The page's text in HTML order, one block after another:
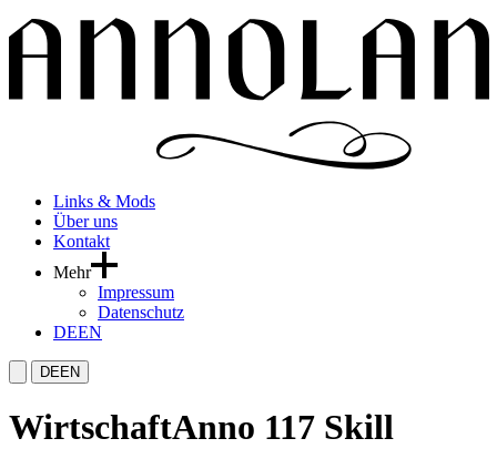
Links & Mods
Über uns
Kontakt
Mehr
Impressum
Datenschutz
DEEN
DEEN
WirtschaftAnno 117 Skill